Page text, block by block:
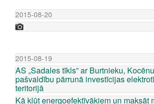
2015-08-20
2015-08-19
AS „Sadales tīkls” ar Burtnieku,
pašvaldību pārrunā investīcijas
teritorijā
Kā kļūt energoefektīvākiem un maksāt